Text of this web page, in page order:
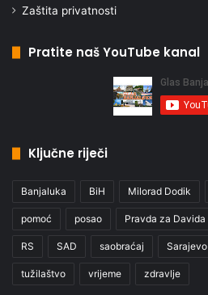
Zaštita privatnosti
Pratite naš YouTube kanal
Ključne riječi
Banjaluka BiH Milorad Dodik
pomoć posao Pravda za Davida
RS SAD saobraćaj Sarajevo
tužilaštvo vrijeme zdravlje